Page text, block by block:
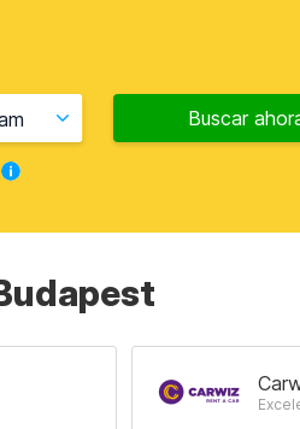
Buscar